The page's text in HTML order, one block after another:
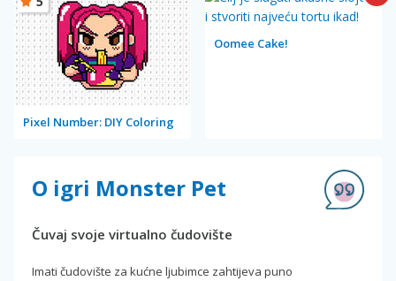
Pixel Number: DIY Coloring
Oomee Cake!
O igri Monster Pet
Čuvaj svoje virtualno čudovište
Imati čudovište za kućne ljubimce zahtijeva puno